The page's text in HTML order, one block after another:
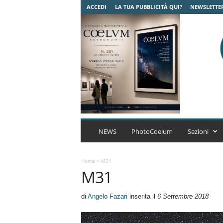
ACCEDI LA TUA PUBBLICITÀ QUI?
C
r
NEWS PhotoCoelum Sezioni
Home > M31
M31
di Angelo Fazari inserita il 6 Settembre 2018